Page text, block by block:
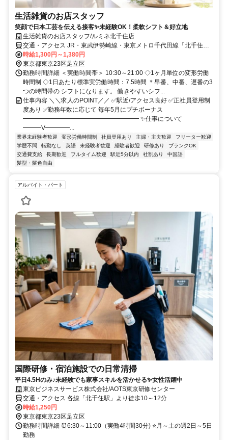
生活雑貨のお店スタッフ
笑顔で日本工芸を伝える接客✨未経験OK！柔軟シフト＆好立地
生活雑貨のお店スタッフ/ルミネ北千住店
交通・アクセス JR・東武伊勢崎線・東京メトロ千代田線「北千住
駅」直結
時給1,300円～1,380円
東京都東京23区足立区
勤務時間詳細 ＜実働時間帯＞ 10:30～21:00 ◇1ヶ月単位の変形労働
時間制 ◇1日あたり標準実労働時間：7.5時間 ＊早番、中番、遅番の3
つの時間帯の シフトになります。 働きやすいシフ...
仕事内容 ＼＼求人のPOINT／／ ✅駅近/アクセス良好 ✅正社員登用制
度あり ✅勤務年数に応じて 毎年5月にプチボーナス
━━━━━━━━━━━━━━━━━━━ ✨仕事について
━━━V━━━━...
業界未経験者歓迎 変形労働時間制 社員登用あり 主婦・主夫歓迎
フリーター歓迎
学歴不問
転勤なし 英語 未経験者歓迎 経験者歓迎 研修あり
ブランクOK
交通費支給
長期歓迎 フルタイム歓迎 駅近5分以内 社割あり
中国語
髪型・髪色自由
アルバイト・パート
国際研修・宿泊施設での日常清掃
平日4.5Hのみ♪未経験でも家事スキルを活かせる✨女性活躍中
東京ビジネスサービス株式会社/AOTS東京研修センター
交通・アクセス 各線「北千住駅」より徒歩10～12分
時給1,250円
東京都東京23区足立区
勤務時間詳細 ⏰6:30～11:00（実働4時間30分) ⭐月～土の週2日～5日
勤務